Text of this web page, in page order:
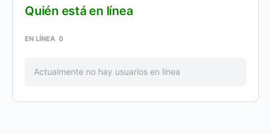
Quién está en línea
EN LÍNEA 0
Actualmente no hay usuarios en línea